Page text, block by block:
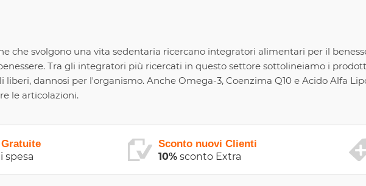
che svolgono una vita sedentaria ricercano integratori alimentari per il
Tra gli integratori più ricercati in questo settore sottolineiamo i
liberi, dannosi per l'organismo. Anche Omega-3, Coenzima Q10 e Acido Alfa
le articolazioni.
spesa
Sconto nuovi Clienti
10% sconto Extra